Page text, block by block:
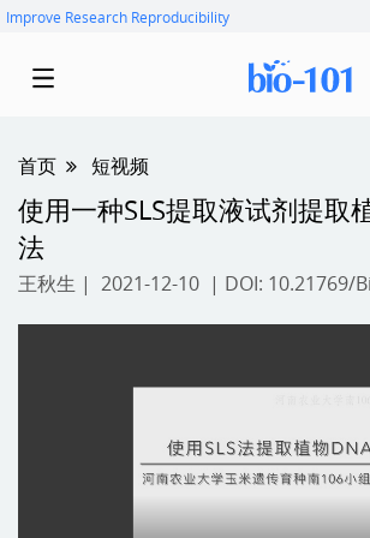
Improve Research Reproducibility
首页 短视频
使用一种SLS提取液试剂提取
法
王秋生 | 2021-12-10 | DOI: 10.21769/